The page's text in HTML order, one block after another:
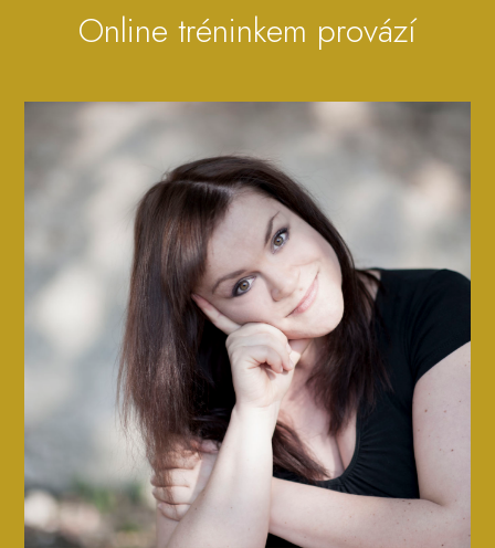
Online tréninkem provází